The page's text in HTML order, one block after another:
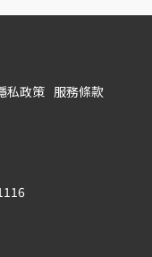
私政策 服務條款